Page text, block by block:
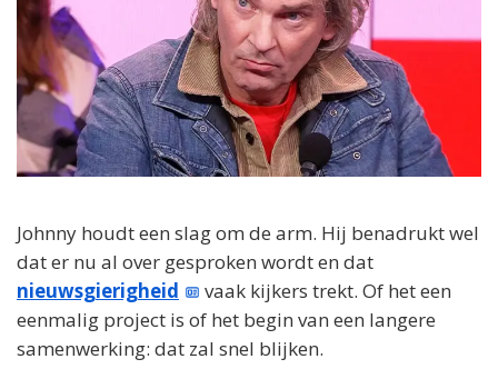
Johnny houdt een slag om de arm. Hij benadrukt wel
dat er nu al over gesproken wordt en dat
nieuwsgierigheid
vaak kijkers trekt. Of het een
eenmalig project is of het begin van een langere
samenwerking: dat zal snel blijken.